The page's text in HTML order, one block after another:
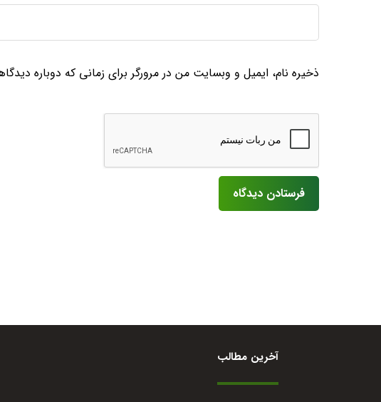
ذخیره نام، ایمیل و وبسایت من در مرورگر برای زمانی که دوباره
آخرین مطالب